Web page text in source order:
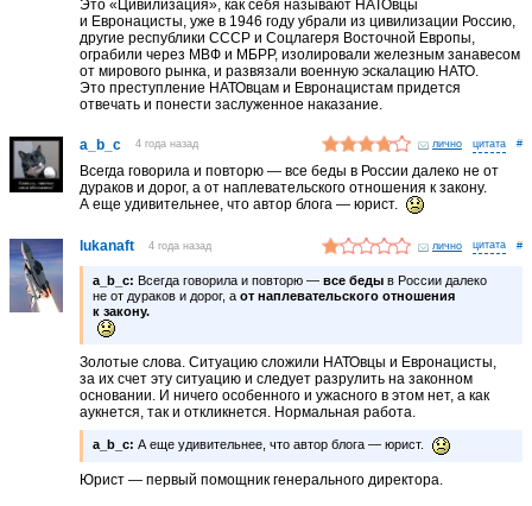
Это «Цивилизация», как себя называют НАТОвцы
и Евронацисты, уже в 1946 году убрали из цивилизации Россию,
другие республики СССР и Соцлагеря Восточной Европы,
ограбили через МВФ и МБРР, изолировали железным занавесом
от мирового рынка, и развязали военную эскалацию НАТО.
Это преступление НАТОвцам и Евронацистам придется
отвечать и понести заслуженное наказание.
a_b_c 4 года назад лично #
Всегда говорила и повторю — все беды в России далеко не от
дураков и дорог, а от наплевательского отношения к закону.
А еще удивительнее, что автор блога — юрист.
lukanaft 4 года назад лично #
a_b_c: Всегда говорила и повторю —все беды в России далеко
не от дураков и дорог, а от наплевательского отношения
к закону.
Золотые слова. Ситуацию сложили НАТОвцы и Евронацисты,
за их счет эту ситуацию и следует разрулить на законном
основании. И ничего особенного и ужасного в этом нет, а как
аукнется, так и откликнется. Нормальная работа.
a_b_c: А еще удивительнее, что автор блога — юрист.
Юрист — первый помощник генерального директора.